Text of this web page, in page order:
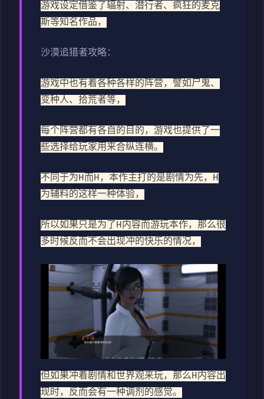
游戏设定借鉴了辐射、潜行者、疯狂的麦克
斯等知名作品，
沙漠追猎者攻略：
游戏中也有着各种各样的阵营，譬如尸鬼、
变种人、拾荒者等，
每个阵营都有各自的目的，游戏也提供了一
些选择给玩家用来合纵连横。
不同于为H而H，本作主打的是剧情为先，H
为辅料的这样一种体验，
所以如果只是为了H内容而游玩本作，那么很
多时候反而不会出现冲的快乐的情况，
但如果冲着剧情和世界观来玩，那么H内容出
现时，反而会有一种调剂的感觉。